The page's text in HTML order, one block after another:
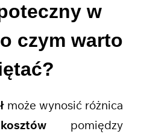
w
czym warto
może wynosić różnica
kosztówpomiędzy